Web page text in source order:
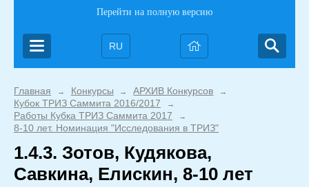
Перейти на полную версию
RU
Главная → Конкурсы → АРХИВ Конкурсов →
Кубок ТРИЗ Саммита 2016/2017 →
Работы Кубка ТРИЗ Саммита 2017 →
8-10 лет. Номинация "Исследования в ТРИЗ"
1.4.3. Зотов, Кудякова,
Савкина, Елискин, 8-10 лет